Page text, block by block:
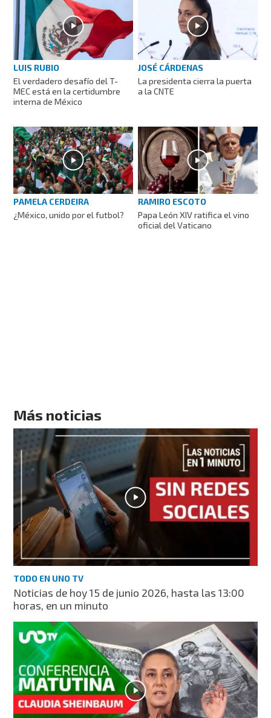
LUIS RUBIO
El verdadero desafío del T-
MEC está en la certidumbre
interna de México
JOSÉ CÁRDENAS
La presidenta cierra la puerta
a la CNTE
PAMELA CERDEIRA
¿México, unido por el futbol?
RAMIRO ESCOTO
Papa León XIV ratifica el vino
oficial del Vaticano
Más noticias
TODO EN UNO TV
Noticias de hoy 15 de junio 2026, hasta las 13:00
horas, en un minuto